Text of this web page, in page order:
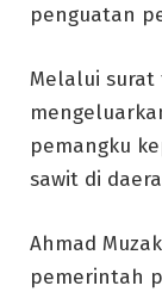
penguatan
Melalui surat
pemangku
sawit di
Ahmad
pemerintah